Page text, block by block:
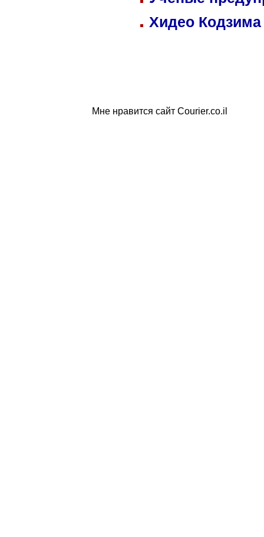
Хидео
Мне нравится сайт Courier.co.il